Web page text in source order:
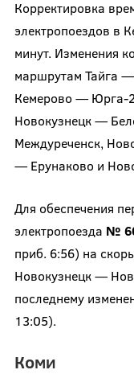
Корректировка
электропоездов в
минут. Изменения
маршрутам Тайга
Кемерово — Юрга-
Новокузнецк —
Междуреченск,
— Ерунаково и
Для обеспечения
электропоезда №
приб. 6:56) на
Новокузнецк —
последнему
13:05).
Коми